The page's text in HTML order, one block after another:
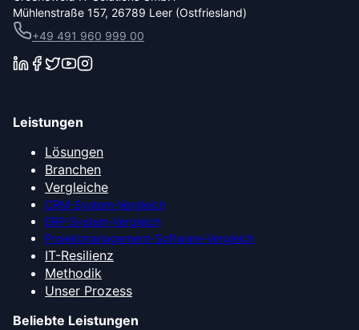
Mühlenstraße 157, 26789 Leer (Ostfriesland)
+49 491 960 999 00
Leistungen
Lösungen
Branchen
Vergleiche
CRM-System-Vergleich
ERP-System-Vergleich
Projektmanagement-Software-Vergleich
IT-Resilienz
Methodik
Unser Prozess
Beliebte Leistungen